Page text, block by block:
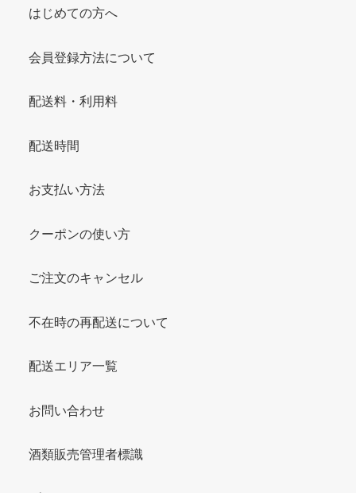
はじめての方へ
会員登録方法について
配送料・利用料
配送時間
お支払い方法
クーポンの使い方
ご注文のキャンセル
不在時の再配送について
配送エリア一覧
お問い合わせ
酒類販売管理者標識